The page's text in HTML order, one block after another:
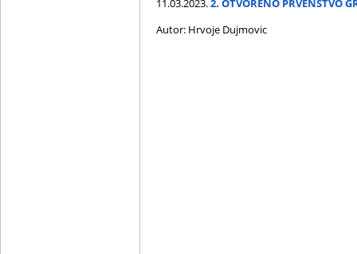
11.03.2023.2. OTVORENO PRVENSTVO
Autor: Hrvoje Dujmovic